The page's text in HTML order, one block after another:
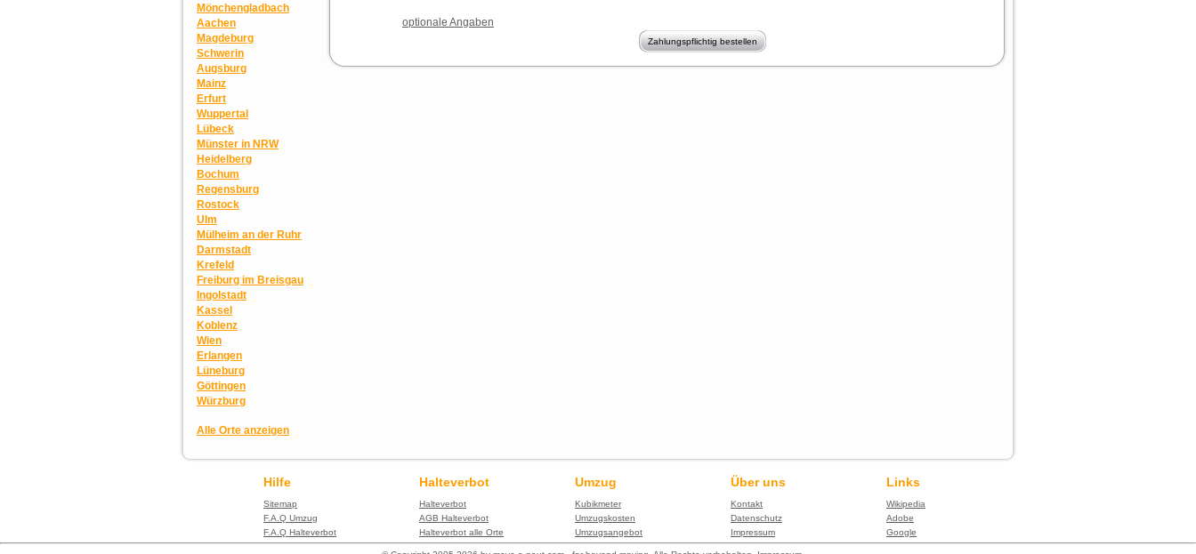
Mönchengladbach
Aachen
Magdeburg
Schwerin
Augsburg
Mainz
Erfurt
Wuppertal
Lübeck
Münster in NRW
Heidelberg
Bochum
Regensburg
Rostock
Ulm
Mülheim an der Ruhr
Darmstadt
Krefeld
Freiburg im Breisgau
Ingolstadt
Kassel
Koblenz
Wien
Erlangen
Lüneburg
Göttingen
Würzburg
Alle Orte anzeigen
optionale Angaben
Hilfe
Sitemap
F.A.Q Umzug
F.A.Q Halteverbot
Halteverbot
Halteverbot
AGB Halteverbot
Halteverbot alle Orte
Umzug
Kubikmeter
Umzugskosten
Umzugsangebot
Über uns
Kontakt
Datenschutz
Impressum
Links
Wikipedia
Adobe
Google